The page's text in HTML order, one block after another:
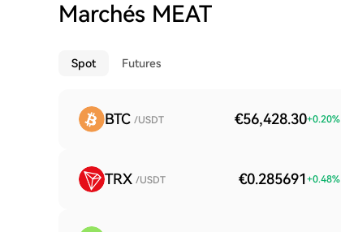
Marchés MEAT
Spot Futures
BTC /USDT €56,428.30+0.20%
TRX /USDT €0.285691 +0.48%